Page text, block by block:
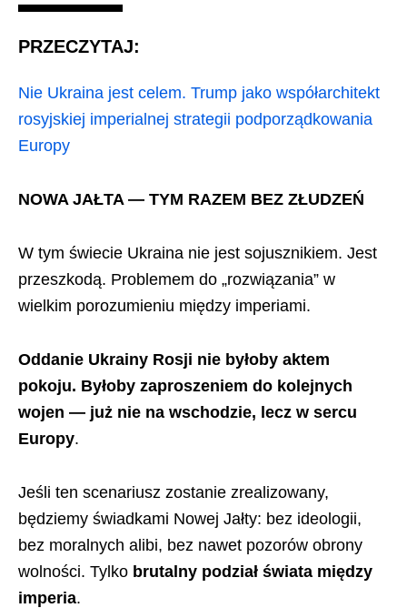
PRZECZYTAJ:
Nie Ukraina jest celem. Trump jako współarchitekt
rosyjskiej imperialnej strategii podporządkowania
Europy
NOWA JAŁTA — TYM RAZEM BEZ ZŁUDZEŃ
W tym świecie Ukraina nie jest sojusznikiem. Jest
przeszkodą. Problemem do „rozwiązania” w
wielkim porozumieniu między imperiami.
Oddanie Ukrainy Rosji nie byłoby aktem
pokoju. Byłoby zaproszeniem do kolejnych
wojen — już nie na wschodzie, lecz w sercu
Europy.
Jeśli ten scenariusz zostanie zrealizowany,
będziemy świadkami Nowej Jałty: bez ideologii,
bez moralnych alibi, bez nawet pozorów obrony
wolności. Tylko brutalny podział świata między
imperia.